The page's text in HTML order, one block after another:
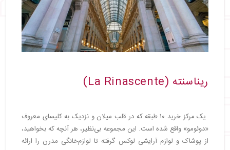
ریناسنته (La Rinascente)
یک مرکز خرید ۱۰ طبقه که در قلب میلان و نزدیک به کلیسای معروف
«دوئومو» واقع شده است. این مجموعه بی‌نظیر، هر آنچه که بخواهید،
از پوشاک و لوازم آرایشی لوکس گرفته تا لوازم‌خانگی مدرن را ارائه